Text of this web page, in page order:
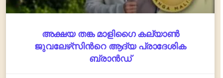
അക്ഷയ തങ്ക മാളിഗൈ കല്യാണ്‍
ജുവലേഴ്‌സിന്‍റെ ആദ്യ പ്രാദേശിക
ബ്രാന്‍ഡ്